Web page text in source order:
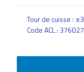
Tour de cuisse :
Code ACL :